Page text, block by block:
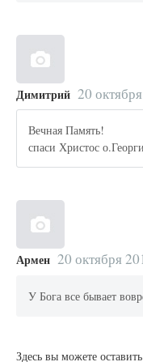
Димитрий 20
Вечная Память!
спаси Христос
Армен 20 октября
У Бога все бывает
Здесь вы можете